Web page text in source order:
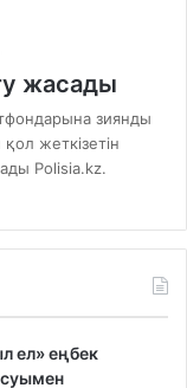
жасады
зиянды
жеткізетін
Polisia.kz.
ел» еңбек